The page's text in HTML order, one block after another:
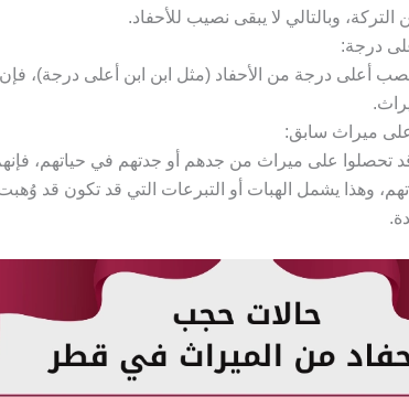
وبالتالي لا يبقى نصيب للأحفاد.
درجة:
أعلى درجة من الأحفاد (مثل ابن ابن أعلى درجة)، فإن
ميراث سابق:
قد تحصلوا على ميراث من جدهم أو جدتهم في حياتهم،
وهذا يشمل الهبات أو التبرعات التي قد تكون قد وُهبت